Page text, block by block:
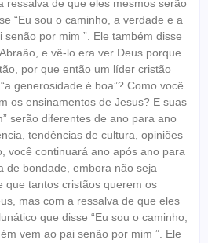
ressalva de que eles mesmos serão
“Eu sou o caminho, a verdade e a
por mim ”. Ele também disse
e vê-lo era ver Deus porque
por que então um líder cristão
generosidade é boa”? Como você
os ensinamentos de Jesus? E suas
serão diferentes de ano para ano
tendências de cultura, opiniões
você continuará ano após ano para
de bondade, embora não seja
que tantos cristãos querem os
mas com a ressalva de que eles
que disse “Eu sou o caminho,
vem ao pai senão por mim ”. Ele